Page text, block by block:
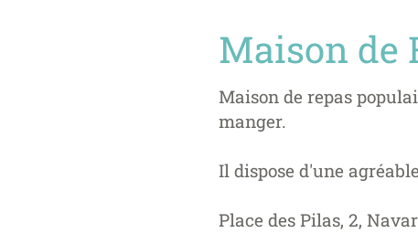
Maison de
Maison de repas
manger.
Il dispose d'une
Place des Pilas, 2,